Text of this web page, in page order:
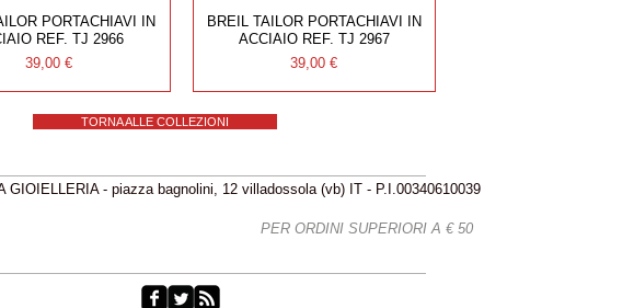
PORTACHIAVI IN
REF. TJ 2966
Prezzo
39,00 €
BREIL TAILOR PORTACHIAVI IN
ACCIAIO REF. TJ 2967
Prezzo
39,00 €
TORNA ALLE COLLEZIONI
GIOIELLERIA - piazza bagnolini, 12 villadossola (vb) IT - P.I.00340610039
PER ORDINI SUPERIORI A € 50